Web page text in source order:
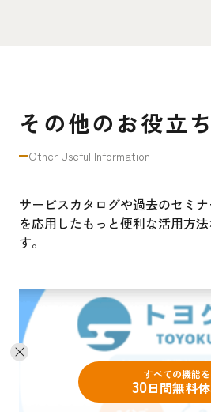
その他のお役立
Other Useful Information
サービスカタログや過去のセミ
を応用したもっと便利な活用方
す。
すべての機能を
30日間無料